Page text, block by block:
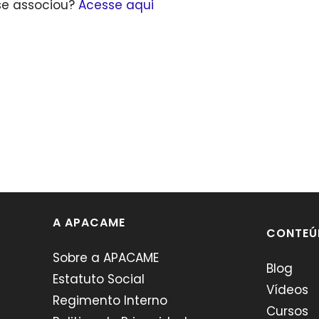
associou?Acesse aqui
A APACAME
Sobre a APACAME
Estatuto Social
Regimento Interno
Blog
Vídeos
Cursos